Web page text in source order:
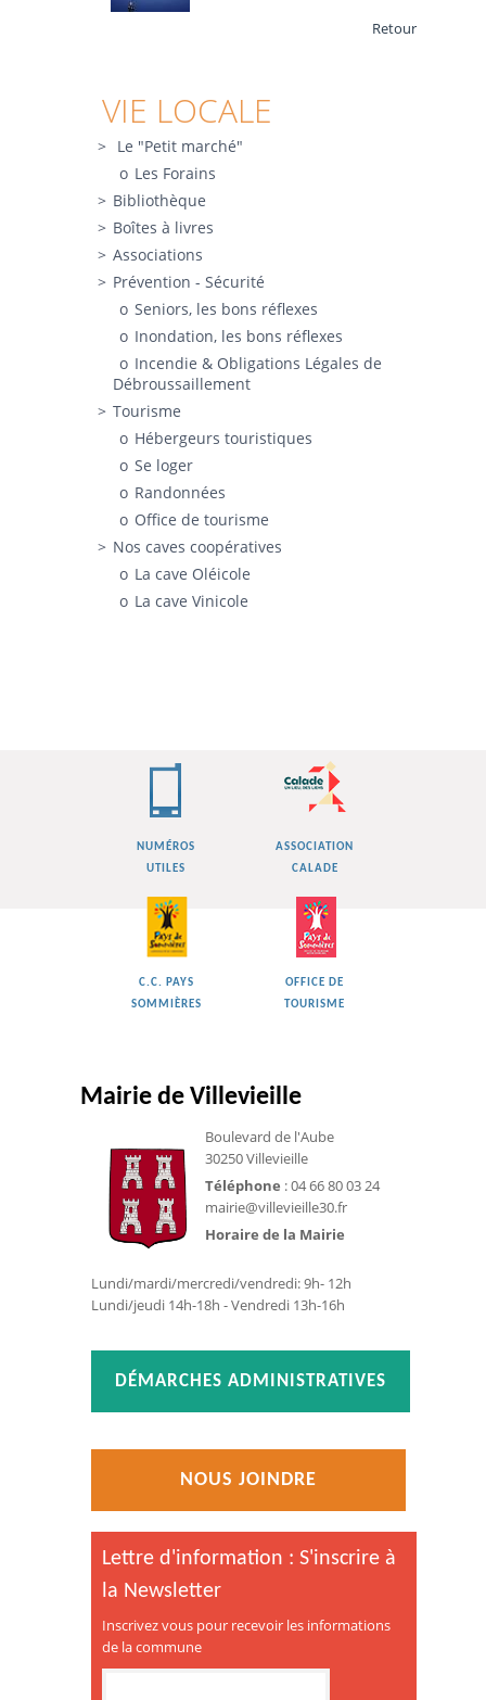
Retour
VIE LOCALE
Le "Petit marché"
Les Forains
Bibliothèque
Boîtes à livres
Associations
Prévention - Sécurité
Seniors, les bons réflexes
Inondation, les bons réflexes
Incendie & Obligations Légales de
Débroussaillement
Tourisme
Hébergeurs touristiques
Se loger
Randonnées
Office de tourisme
Nos caves coopératives
La cave Oléicole
La cave Vinicole
NUMÉROS
UTILES
ASSOCIATION
CALADE
C.C. PAYS
SOMMIÈRES
OFFICE DE
TOURISME
Mairie de Villevieille
Boulevard de l'Aube
30250 Villevieille
Téléphone : 04 66 80 03 24
mairie@villevieille30.fr
Horaire de la Mairie
Lundi/mardi/mercredi/vendredi: 9h- 12h
Lundi/jeudi 14h-18h - Vendredi 13h-16h
DÉMARCHES ADMINISTRATIVES
NOUS JOINDRE
Lettre d'information : S'inscrire à
la Newsletter
Inscrivez vous pour recevoir les informations
de la commune